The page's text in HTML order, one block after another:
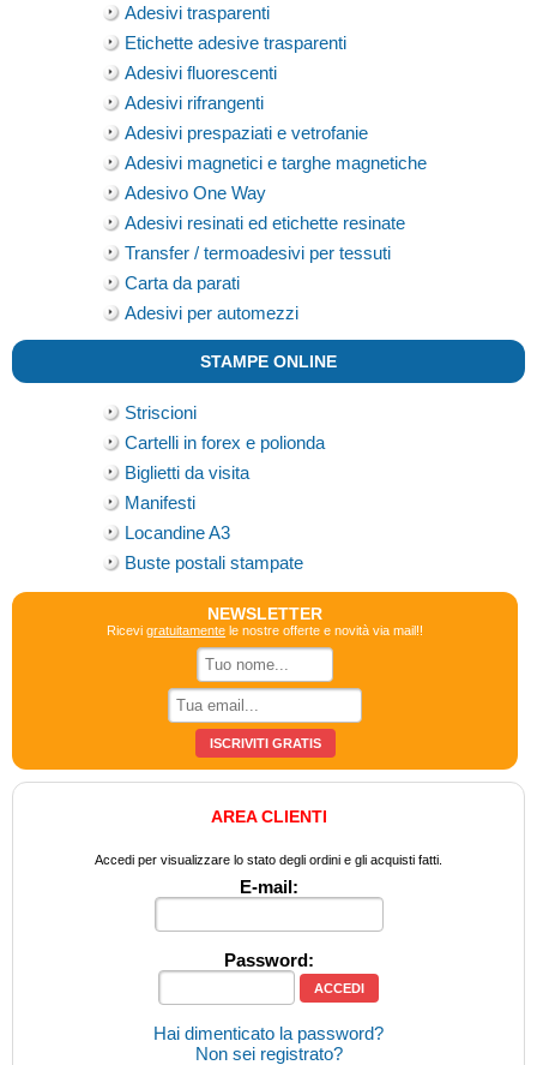
Adesivi trasparenti
Etichette adesive trasparenti
Adesivi fluorescenti
Adesivi rifrangenti
Adesivi prespaziati e vetrofanie
Adesivi magnetici e targhe magnetiche
Adesivo One Way
Adesivi resinati ed etichette resinate
Transfer / termoadesivi per tessuti
Carta da parati
Adesivi per automezzi
STAMPE ONLINE
Striscioni
Cartelli in forex e polionda
Biglietti da visita
Manifesti
Locandine A3
Buste postali stampate
NEWSLETTER
Ricevigratuitamente le nostre offerte e novità via mail!!
AREA CLIENTI
Accedi per visualizzare lo stato degli ordini e gli acquisti fatti.
E-mail:
Password:
Hai dimenticato la password?
Non sei registrato?